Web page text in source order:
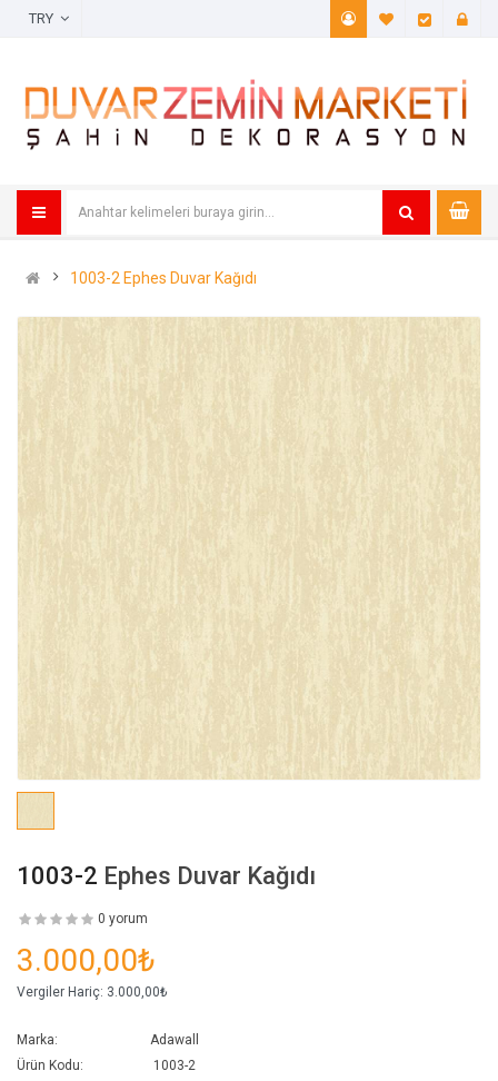
A. Listem
1003-2 Ephes Duvar Kağıdı
1003-2 Ephes Duvar Kağıdı
0 yorum
3.000,00₺
Vergiler Hariç: 3.000,00₺
Marka:
Adawall
Ürün Kodu:
1003-2